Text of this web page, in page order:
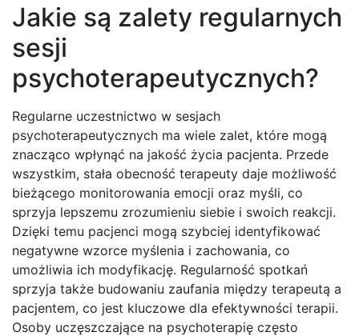
Jakie są zalety regularnych
sesji
psychoterapeutycznych?
Regularne uczestnictwo w sesjach
psychoterapeutycznych ma wiele zalet, które mogą
znacząco wpłynąć na jakość życia pacjenta. Przede
wszystkim, stała obecność terapeuty daje możliwość
bieżącego monitorowania emocji oraz myśli, co
sprzyja lepszemu zrozumieniu siebie i swoich reakcji.
Dzięki temu pacjenci mogą szybciej identyfikować
negatywne wzorce myślenia i zachowania, co
umożliwia ich modyfikację. Regularność spotkań
sprzyja także budowaniu zaufania między terapeutą a
pacjentem, co jest kluczowe dla efektywności terapii.
Osoby uczęszczające na psychoterapię często